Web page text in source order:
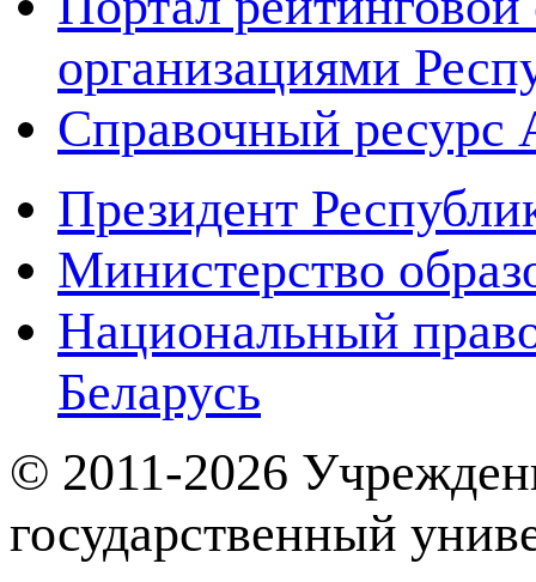
организациями
Справочный
Президент
Министерство
Национальный
Беларусь
© 2011-2026
государственный